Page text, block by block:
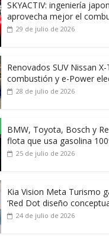
SKYACTIV: ingeniería
aprovecha mejor el
29 de julio de 2026
Renovados SUV Nissan X-
combustión y e-Power
28 de julio de 2026
BMW, Toyota, Bosch y
flota que usa gasolina
25 de julio de 2026
Kia Vision Meta Turismo
‘Red Dot diseño
24 de julio de 2026